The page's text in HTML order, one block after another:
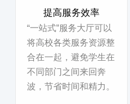
提高服务效率
“一站式”服务大厅可以
将高校各类服务资源整
合在一起，避免学生在
不同部门之间来回奔
波，节省时间和精力。